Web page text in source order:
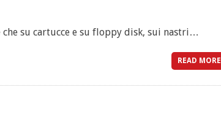
su cartucce e su floppy disk, sui nastri…
READ MORE